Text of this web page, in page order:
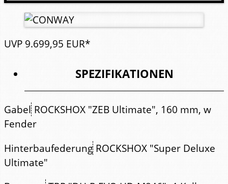
UVP 9.699,95 EUR*
SPEZIFIKATIONEN
Gabel ROCKSHOX "ZEB Ultimate", 160 mm, w
Fender
Hinterbaufederung ROCKSHOX "Super Deluxe
Ultimate"